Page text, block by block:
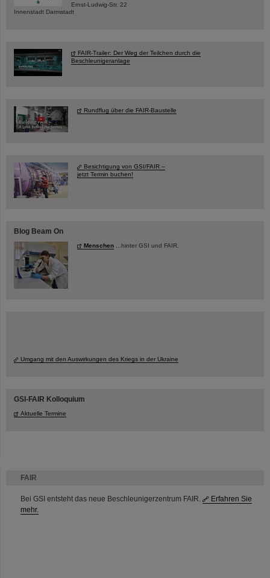
FAIR
Bei GSI entsteht das neue Beschleunigerzentrum FAIR.
Erfahren Sie
mehr.
Ernst-Ludwig-Str. 22
Innenstadt Darmstadt
FAIR-Trailer: Der Weg der Teilchen durch die
Beschleunigeranlage
Rundflug über die FAIR-Baustelle
Besichtigung von GSI/FAIR –
jetzt Termin buchen!
Blog Beam On
Menschen ...hinter GSI und FAIR.
Umgang mit den Auswirkungen des Kriegs in der Ukraine
GSI-FAIR Kolloquium
Aktuelle Termine